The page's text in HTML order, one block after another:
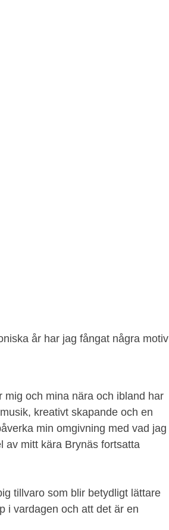
år har jag fångat några motiv
och mina nära och ibland har
kreativt skapande och en
min omgivning med vad jag
av mitt kära Brynäs fortsatta
tillvaro som blir betydligt lättare
i vardagen och att det är en